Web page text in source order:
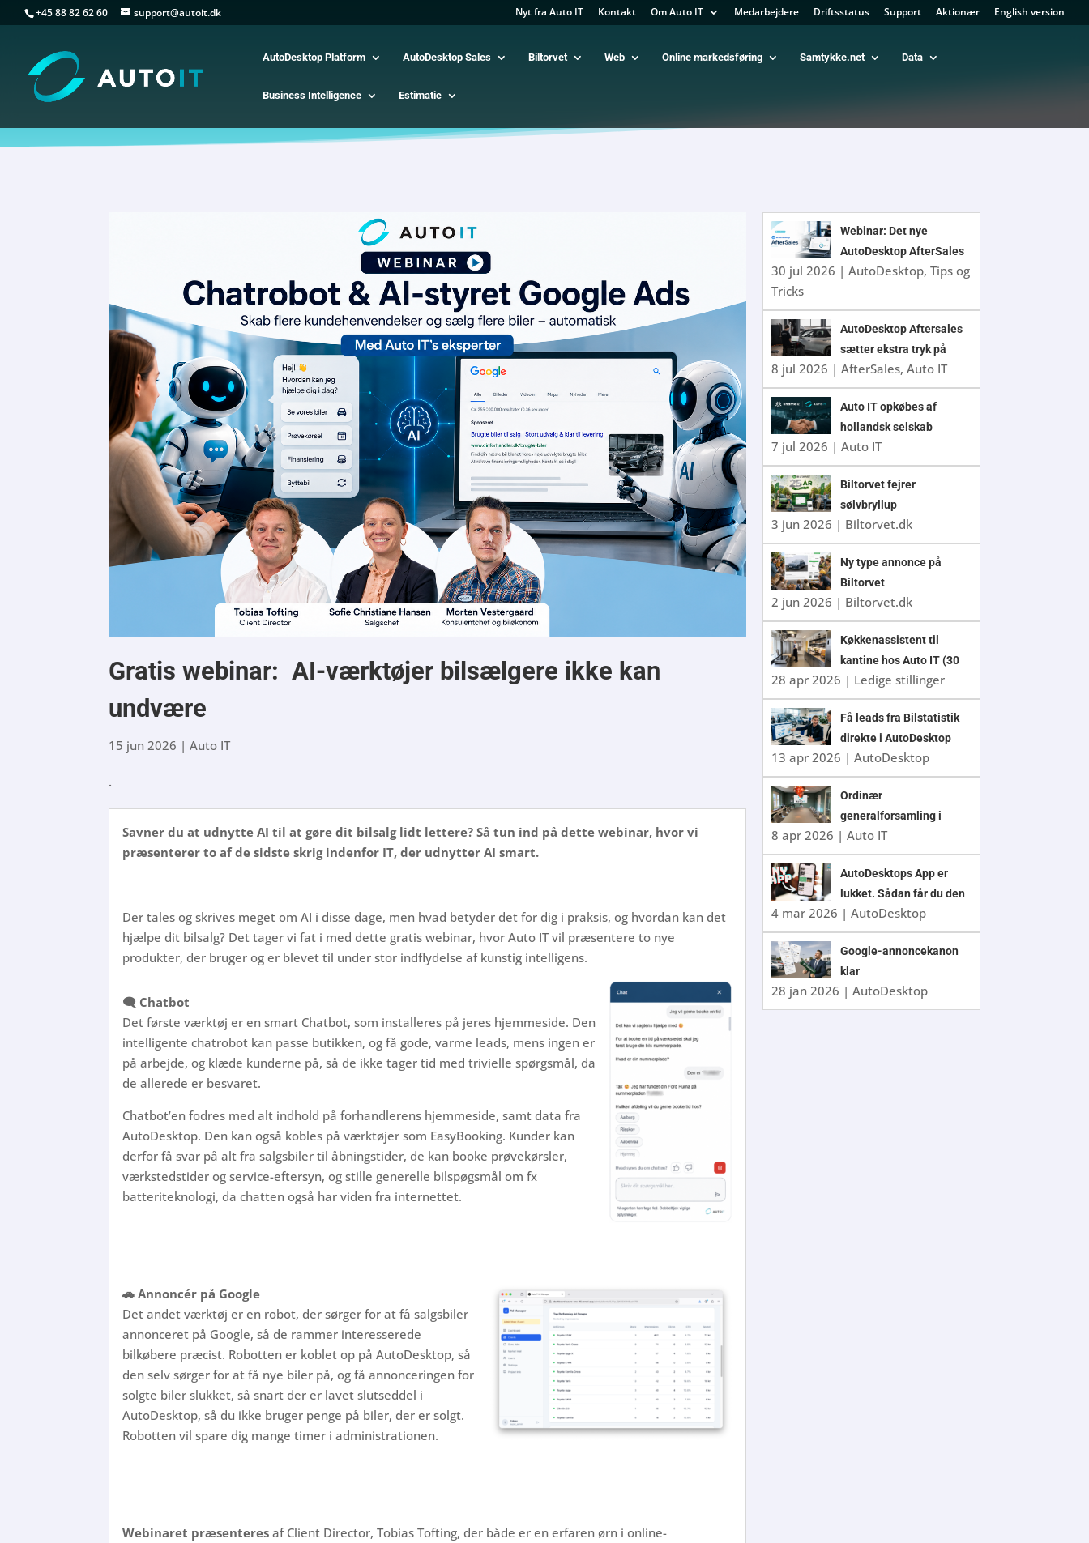
+45 88 82 62 60 support@autoit.dk Nyt fra Auto IT Kontakt Om Auto IT Medarbejdere Driftsstatus Support Aktionær English version
AutoDesktop Platform AutoDesktop Sales Biltorvet Web Online markedsføring Samtykke.net Data
Business Intelligence Estimatic
Gratis webinar: AI-værktøjer bilsælgere ikke kan
undvære
15 jun 2026 |Auto IT
.
Savner du at udnytte AI til at gøre dit bilsalg lidt lettere? Så tun ind på dette webinar, hvor vi
præsenterer to af de sidste skrig indenfor IT, der udnytter AI smart.
Der tales og skrives meget om AI i disse dage, men hvad betyder det for dig i praksis, og hvordan kan det
hjælpe dit bilsalg? Det tager vi fat i med dette gratis webinar, hvor Auto IT vil præsentere to nye
produkter, der bruger og er blevet til under stor indflydelse af kunstig intelligens.
🗨️ Chatbot
Det første værktøj er en smart Chatbot, som installeres på jeres hjemmeside. Den
intelligente chatrobot kan passe butikken, og få gode, varme leads, mens ingen er
på arbejde, og klæde kunderne på, så de ikke tager tid med trivielle spørgsmål, da
de allerede er besvaret.
Chatbot’en fodres med alt indhold på forhandlerens hjemmeside, samt data fra
AutoDesktop. Den kan også kobles på værktøjer som EasyBooking. Kunder kan
derfor få svar på alt fra salgsbiler til åbningstider, de kan booke prøvekørsler,
værkstedstider og service-eftersyn, og stille generelle bilspøgsmål om fx
batteriteknologi, da chatten også har viden fra internettet.
🚗 Annoncér på Google
Det andet værktøj er en robot, der sørger for at få salgsbiler
annonceret på Google, så de rammer interesserede
bilkøbere præcist. Robotten er koblet op på AutoDesktop, så
den selv sørger for at få nye biler på, og få annonceringen for
solgte biler slukket, så snart der er lavet slutseddel i
AutoDesktop, så du ikke bruger penge på biler, der er solgt.
Robotten vil spare dig mange timer i administrationen.
Webinaret præsenteresaf Client Director, Tobias Tofting, der både er en erfaren ørn i online-
Webinar: Det nye
AutoDesktop AfterSales
30 jul 2026 | AutoDesktop, Tips og
Tricks
AutoDesktop Aftersales
sætter ekstra tryk på
8 jul 2026 | AfterSales, Auto IT
Auto IT opkøbes af
hollandsk selskab
7 jul 2026 | Auto IT
Biltorvet fejrer
sølvbryllup
3 jun 2026 | Biltorvet.dk
Ny type annonce på
Biltorvet
2 jun 2026 | Biltorvet.dk
Køkkenassistent til
kantine hos Auto IT (30
timer/uge)
28 apr 2026 | Ledige stillinger
Få leads fra Bilstatistik
direkte i AutoDesktop
13 apr 2026 | AutoDesktop
Ordinær
generalforsamling i
Auto IT A/S 2026
8 apr 2026 | Auto IT
AutoDesktops App er
lukket. Sådan får du den
nye app
4 mar 2026 | AutoDesktop
Google-annoncekanon
klar
28 jan 2026 | AutoDesktop